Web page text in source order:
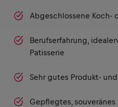
Abgeschlossene Koch-
Berufserfahrung,
Patisserie
Sehr gutes Produkt-
Gepflegtes,